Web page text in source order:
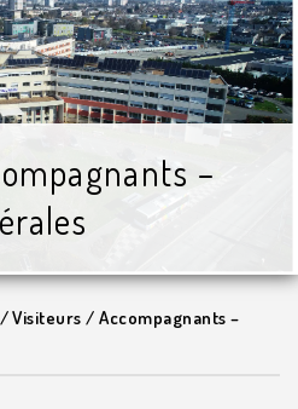
–
/Visiteurs / Accompagnants –